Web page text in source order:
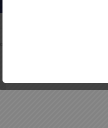
comments and pings are currently closed.